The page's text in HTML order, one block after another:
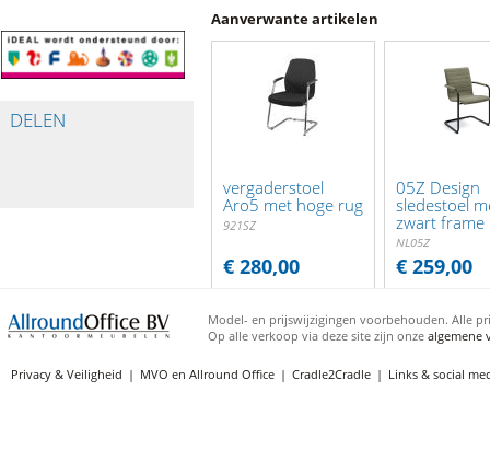
DELEN
Aanverwante artikelen
vergaderstoel
Aro5 met hoge rug
921SZ
€ 280,00
05Z Design
sledestoel
zwart frame
NL05Z
€ 259,00
Model- en prijswijzigingen voorbehouden. Alle
Op alle verkoop via deze site zijn onzealgemene
Privacy & Veiligheid MVO en Allround Office Cradle2Cradle Links & social